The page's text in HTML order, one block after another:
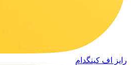
رایز اف کینگدام